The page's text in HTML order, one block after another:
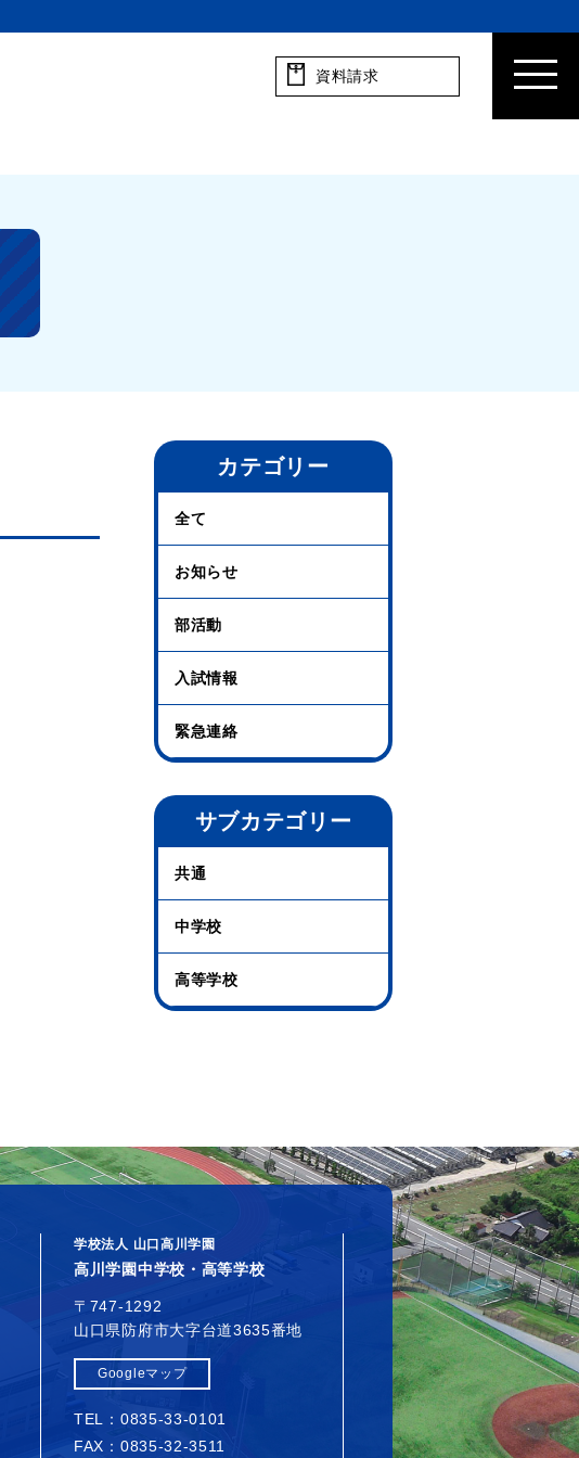
資料請求
カテゴリー
全て
お知らせ
部活動
入試情報
緊急連絡
サブカテゴリー
共通
中学校
高等学校
学校法人 山口高川学園
高川学園中学校・高等学校
〒747-1292
山口県防府市大字台道3635番地
Googleマップ
TEL：0835-33-0101
FAX：0835-32-3511